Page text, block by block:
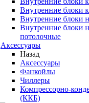
Внутренние блоки
Внутренние блоки
Внутренние блоки
потолочные
Аксессуары
Назад
Аксессуары
Фанкойлы
Чиллеры
Компрессорно-
(ККБ)